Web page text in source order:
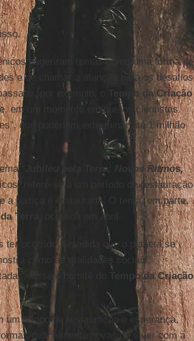
sugeriram temas como uma forma de
e de chamar a atenção para os desafios
por exemplo, o
Tempo da Criação
em um momento em que os cientistas
que poderiam exterminar até 1 milhão
Jubileu pela Terra: Novos Ritmos,
refere-se a um período de restauração
a justiça é restaurada. O tema, em parte,
Terra , ocorrida em abril.
ter ocorrido à medida que o planeta se
como as realidades sociais,
disse o comitê do
Tempo da Criação
um tempo de restauração e esperança,
radicalmente novas de viver com a